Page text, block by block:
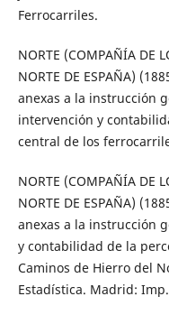
Ferrocarriles.
NORTE (COMPAÑÍA DE
NORTE DE ESPAÑA)
anexas a la instrucción
intervención y
central de los
NORTE (COMPAÑÍA DE
NORTE DE ESPAÑA)
anexas a la instrucción
y contabilidad de la
Caminos de Hierro del
Estadística. Madrid: